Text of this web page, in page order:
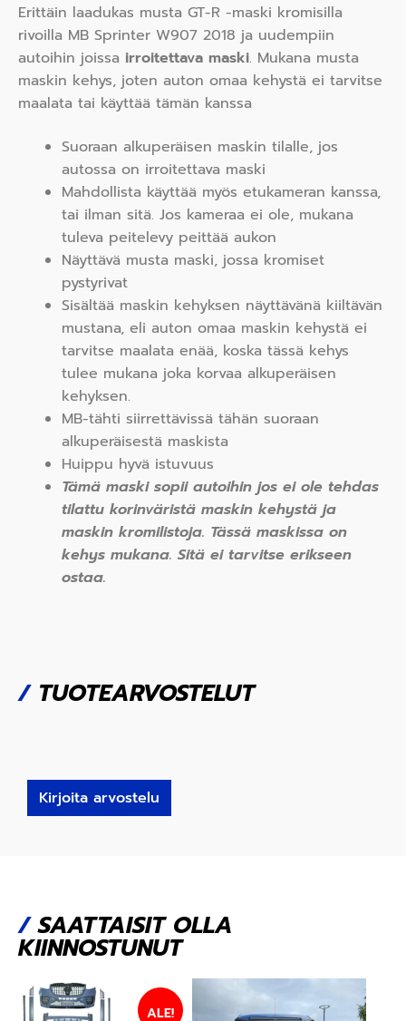
Erittäin laadukas musta GT-R -maski kromisilla
rivoilla MB Sprinter W907 2018 ja uudempiin
autoihin joissa irroitettava maski. Mukana musta
maskin kehys, joten auton omaa kehystä ei tarvitse
maalata tai käyttää tämän kanssa
Suoraan alkuperäisen maskin tilalle, jos
autossa on irroitettava maski
Mahdollista käyttää myös etukameran kanssa,
tai ilman sitä. Jos kameraa ei ole, mukana
tuleva peitelevy peittää aukon
Näyttävä musta maski, jossa kromiset
pystyrivat
Sisältää maskin kehyksen näyttävänä kiiltävän
mustana, eli auton omaa maskin kehystä ei
tarvitse maalata enää, koska tässä kehys
tulee mukana joka korvaa alkuperäisen
kehyksen.
MB-tähti siirrettävissä tähän suoraan
alkuperäisestä maskista
Huippu hyvä istuvuus
Tämä maski sopii autoihin jos ei ole tehdas
tilattu korinväristä maskin kehystä ja
maskin kromilistoja. Tässä maskissa on
kehys mukana. Sitä ei tarvitse erikseen
ostaa.
/TUOTEARVOSTELUT
Kirjoita arvostelu
/SAATTAISIT OLLA
KIINNOSTUNUT
ALE!